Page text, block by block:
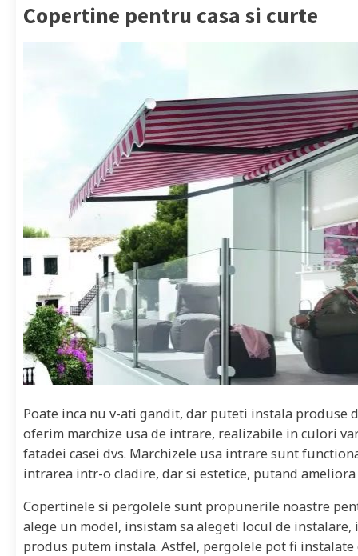
Copertine pentru casa si curte
Poate inca nu v-ati gandit, dar puteti instala produse
oferim marchize usa de intrare, realizabile in culori
fatadei casei dvs. Marchizele usa intrare sunt
intrarea intr-o cladire, dar si estetice, putand ameliora
Copertinele si pergolele sunt propunerile noastre
alege un model, insistam sa alegeti locul de
produs putem instala. Astfel, pergolele pot fi